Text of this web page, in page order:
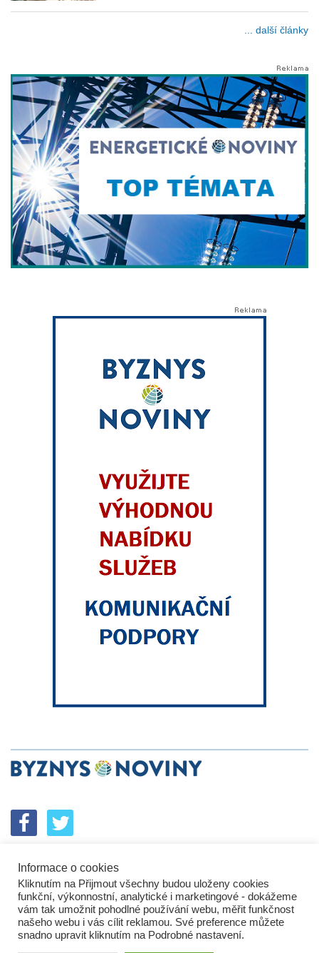
... další články
SPOLUPRÁCE PODPORA
ENERGETICKÝ SROVNÁVAČ
KORPORÁTNÍ BROUCI
PROBLÉMY FIREM
KOMUNIKAČNÍ PŘEŠLAPY
NEJHORŠÍ FIRMY
NEJLEPŠÍ FIRMY
IN&S PROJEKTY
SROVNÁVAČ
DEVELOPERSKÁ DYSTOPIE
KOMENTÁŘE
Informace o cookies
Kliknutím na Přijmout všechny budou uloženy cookies
funkční, výkonnostní, analytické i marketingové - dokážeme
vám tak umožnit pohodlné používání webu, měřit funkčnost
našeho webu i vás cílit reklamou. Své preference můžete
snadno upravit kliknutím na Podrobné nastavení.